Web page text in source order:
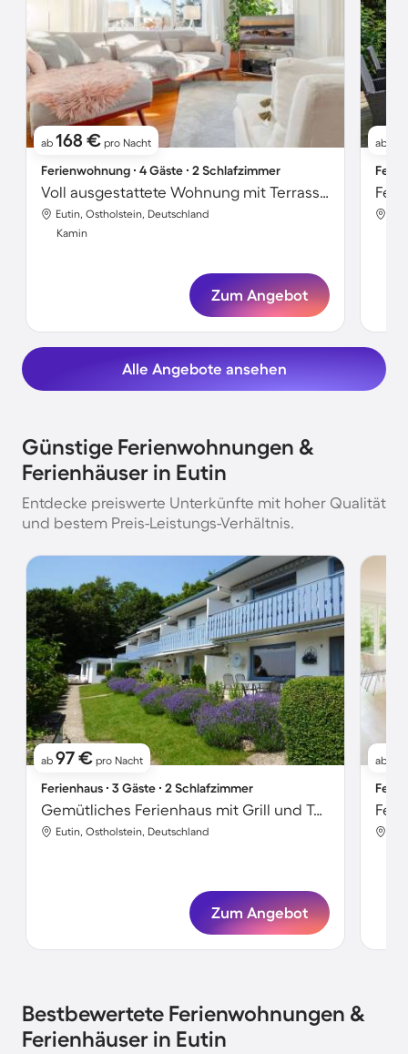
ab 168 € pro Nacht
Ferienwohnung ∙ 4 Gäste ∙ 2 Schlafzimmer
Voll ausgestattete Wohnung mit Terrasse, Garten und Grill
Eutin, Ostholstein, Deutschland
Kamin
Zum Angebot
ab
Alle Angebote ansehen
Günstige Ferienwohnungen &
Ferienhäuser in Eutin
Entdecke preiswerte Unterkünfte mit hoher Qualität
und bestem Preis-Leistungs-Verhältnis.
ab 97 € pro Nacht
Ferienhaus ∙ 3 Gäste ∙ 2 Schlafzimmer
Gemütliches Ferienhaus mit Grill und Terrasse
Eutin, Ostholstein, Deutschland
Zum Angebot
ab
Bestbewertete Ferienwohnungen &
Ferienhäuser in Eutin